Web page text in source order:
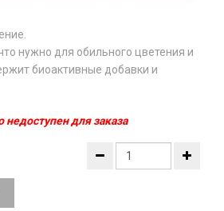
нужно для обильного цветения и
биоактивные добавки и
недоступен для заказа